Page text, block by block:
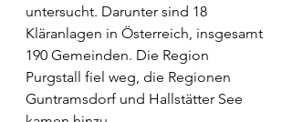
untersucht. Darunter sind 18
Kläranlagen in Österreich, insgesamt
190 Gemeinden. Die Region
Purgstall fiel weg, die Regionen
Guntramsdorf und Hallstätter See